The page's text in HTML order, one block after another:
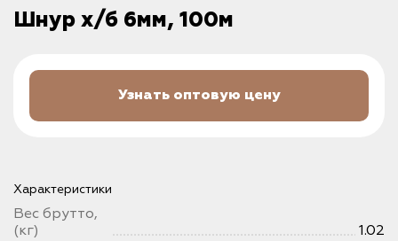
Шнур х/б 6мм, 100м
Узнать оптовую цену
Характеристики
Вес брутто,
(кг)
1.02